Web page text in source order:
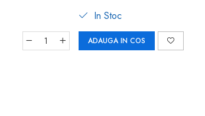
In Stoc
ADAUGA IN COS